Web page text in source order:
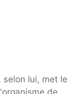
lui, met le
de